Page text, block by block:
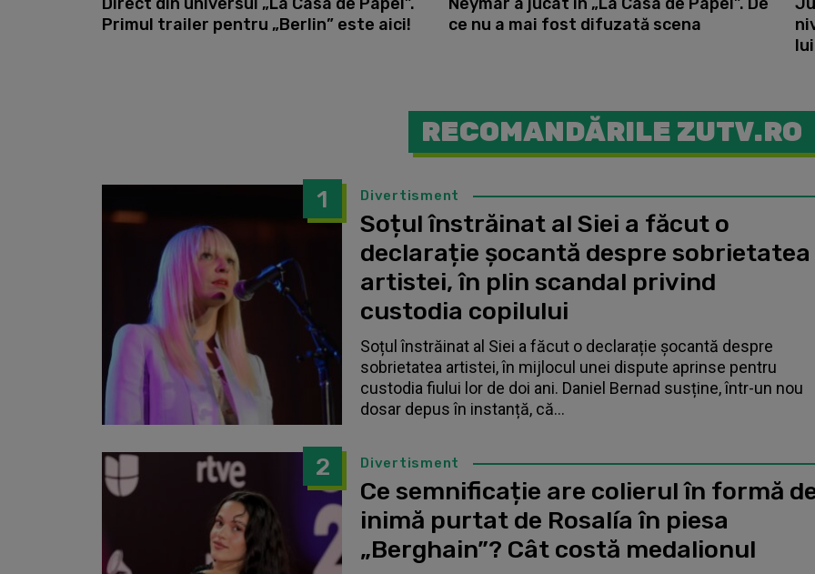
Primul trailer pentru „Berlin” este aici!
ce nu a mai fost difuzată scena
RECOMANDĂRILE ZUTV.RO
1 Divertisment
Soțul înstrăinat al Siei a făcut o
declarație șocantă despre sobrietatea
artistei, în plin scandal privind
custodia copilului
Soțul înstrăinat al Siei a făcut o declarație șocantă despre
sobrietatea artistei, în mijlocul unei dispute aprinse pentru
custodia fiului lor de doi ani. Daniel Bernad susține, într-un nou
dosar depus în instanță, că...
2 Divertisment
Ce semnificație are colierul în formă
inimă purtat de Rosalía în piesa
„Berghain”? Cât costă medalionul